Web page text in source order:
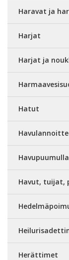
Haravat ja
Harjat
Harjat ja
Hatut
Havut, tuijat,
Herättimet